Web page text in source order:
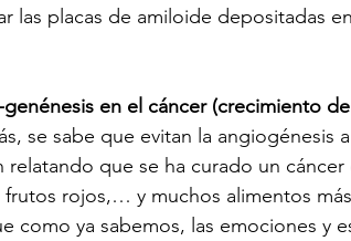
las placas de amiloide depositadas
en el cáncer (crecimiento
se sabe que evitan la angiogénesis
relatando que se ha curado un
frutos rojos,… y muchos alimentos
como ya sabemos, las emociones y